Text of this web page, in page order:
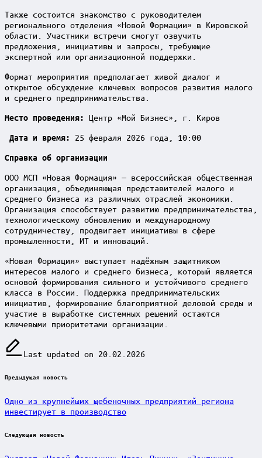
Также состоится знакомство с руководителем
регионального отделения «Новой Формации» в Кировской
области. Участники встречи смогут озвучить
предложения, инициативы и запросы, требующие
экспертной или организационной поддержки.
Формат мероприятия предполагает живой диалог и
открытое обсуждение ключевых вопросов развития малого
и среднего предпринимательства.
Место проведения: Центр «Мой Бизнес», г. Киров
Дата и время: 25 февраля 2026 года, 10:00
Справка об организации
ООО МСП «Новая Формация» — всероссийская общественная
организация, объединяющая представителей малого и
среднего бизнеса из различных отраслей экономики.
Организация способствует развитию предпринимательства,
технологическому обновлению и международному
сотрудничеству, продвигает инициативы в сфере
промышленности, ИТ и инноваций.
«Новая Формация» выступает надёжным защитником
интересов малого и среднего бизнеса, который является
основой формирования сильного и устойчивого среднего
класса в России. Поддержка предпринимательских
инициатив, формирование благоприятной деловой среды и
участие в выработке системных решений остаются
ключевыми приоритетами организации.
Last updated on 20.02.2026
Post
Предыдущая новость
Одно из крупнейших щебеночных предприятий региона
инвестирует в производство
Следующая новость